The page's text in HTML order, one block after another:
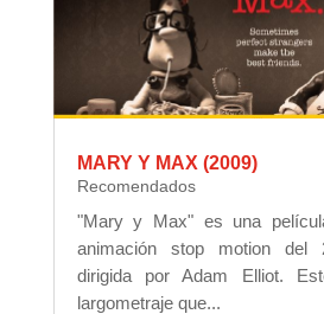
MARY Y MAX (2009)
Recomendados
"Mary y Max" es una
animación stop motion del
dirigida por Adam Elliot.
largometraje que...